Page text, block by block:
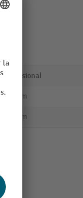
Professional
306 mm
459 mm